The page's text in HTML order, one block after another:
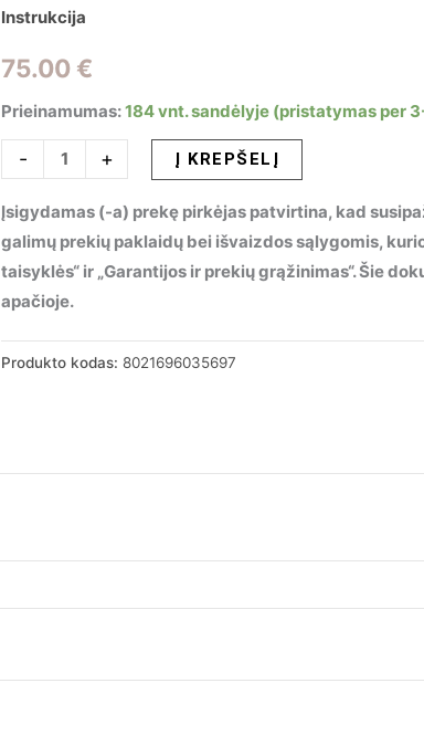
Instrukcija
75.00 €
Prieinamumas:184 vnt. sandėlyje (pristatymas per
-
produkto
kiekis:
Pakabinamas
šviestuvas
FLUT
SP1
BIANCO,
+ Į KREPŠELĮ
Įsigydamas (-a) prekę pirkėjas patvirtina, kad
galimų prekių paklaidų bei išvaizdos sąlygomis,
taisyklės“ ir „Garantijos ir prekių grąžinimas“. Šie
apačioje.
Produkto kodas: 8021696035697